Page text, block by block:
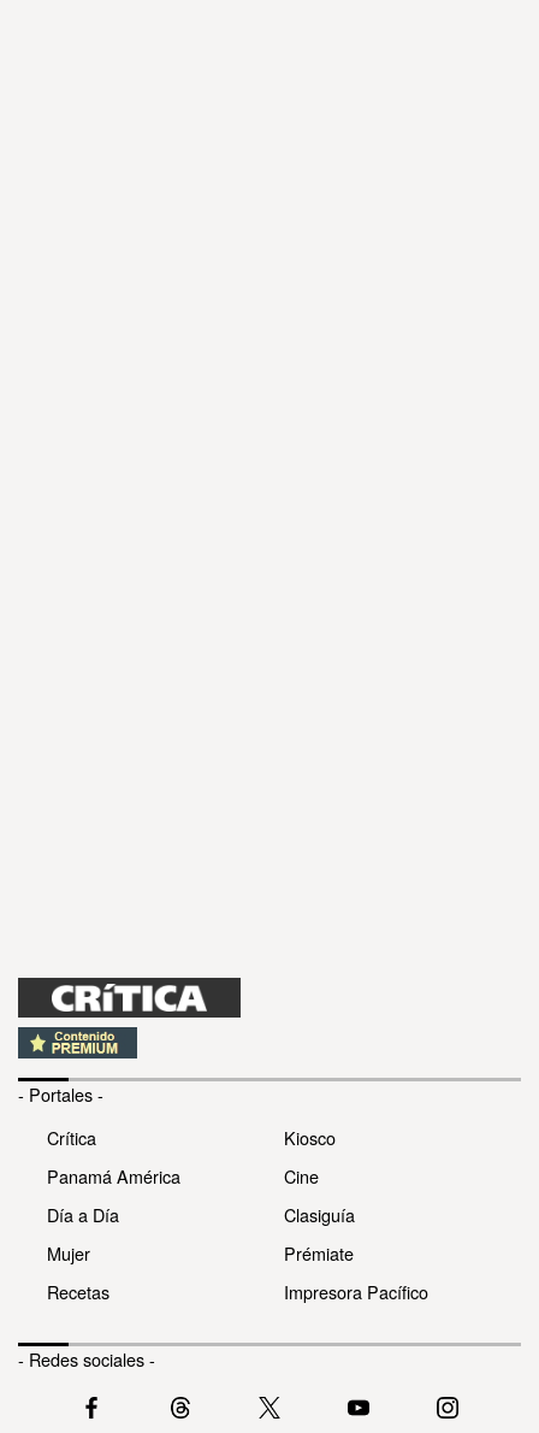
- Portales -
Crítica
Panamá América
Día a Día
Mujer
Recetas
Kiosco
Cine
Clasiguía
Prémiate
Impresora Pacífico
- Redes sociales -